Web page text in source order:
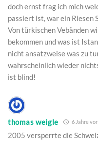
doch ernst frag ich mich
passiert ist, war ein Riesen
Von türkischen Vebänden
bekommen und was ist
nicht ansatzweise was zu
wahrscheinlich wieder
ist blind!
thomas weigle 6 Jahre vor
2005 versperrte die